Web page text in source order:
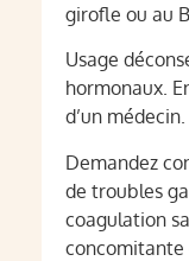
girofle ou au
Usage
hormonaux.
d’un médecin.
Demandez
de troubles
coagulation
concomitante